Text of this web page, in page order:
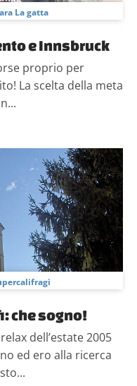
La gatta
e Innsbruck
proprio per
La scelta della meta
che sogno!
dell’estate 2005
ed ero alla ricerca